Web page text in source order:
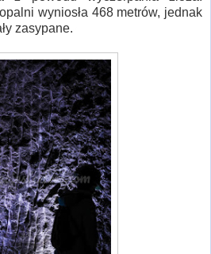
wyniosła 468 metrów, jednak
zasypane.